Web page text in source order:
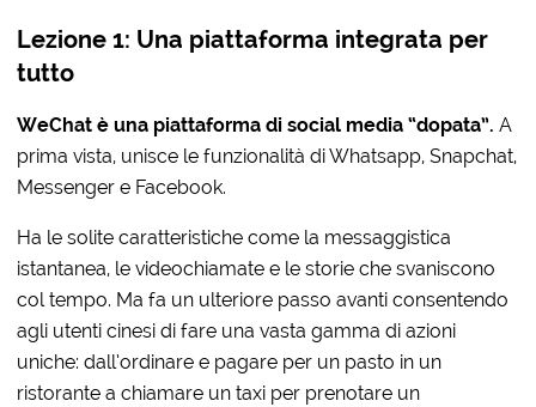
Lezione 1: Una piattaforma integrata per
tutto
WeChat è una piattaforma di social media “dopata”. A
prima vista, unisce le funzionalità di Whatsapp, Snapchat,
Messenger e Facebook.
Ha le solite caratteristiche come la messaggistica
istantanea, le videochiamate e le storie che svaniscono
col tempo. Ma fa un ulteriore passo avanti consentendo
agli utenti cinesi di fare una vasta gamma di azioni
uniche: dall’ordinare e pagare per un pasto in un
ristorante a chiamare un taxi per prenotare un